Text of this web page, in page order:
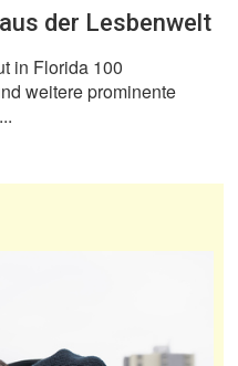
der Lesbenwelt
in Florida 100
weitere prominente